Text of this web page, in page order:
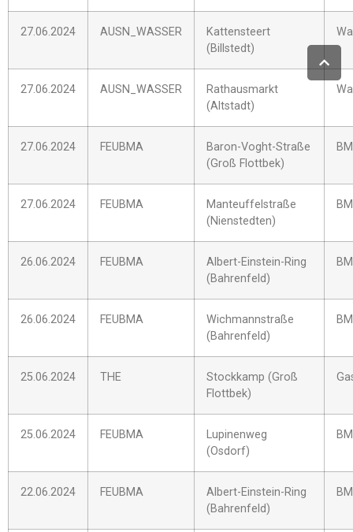
27.06.2024 AUSN_WASSER
Kattensteert
(Billstedt)
27.06.2024 AUSN_WASSER
Rathausmarkt
(Altstadt)
27.06.2024 FEUBMA
Baron-Voght-Straße
(Groß Flottbek)
27.06.2024 FEUBMA
Manteuffelstraße
(Nienstedten)
26.06.2024 FEUBMA
Albert-Einstein-Ring
(Bahrenfeld)
26.06.2024 FEUBMA
Wichmannstraße
(Bahrenfeld)
25.06.2024 THE
Stockkamp (Groß
Flottbek)
25.06.2024 FEUBMA
Lupinenweg
(Osdorf)
22.06.2024 FEUBMA
Albert-Einstein-Ring
(Bahrenfeld)